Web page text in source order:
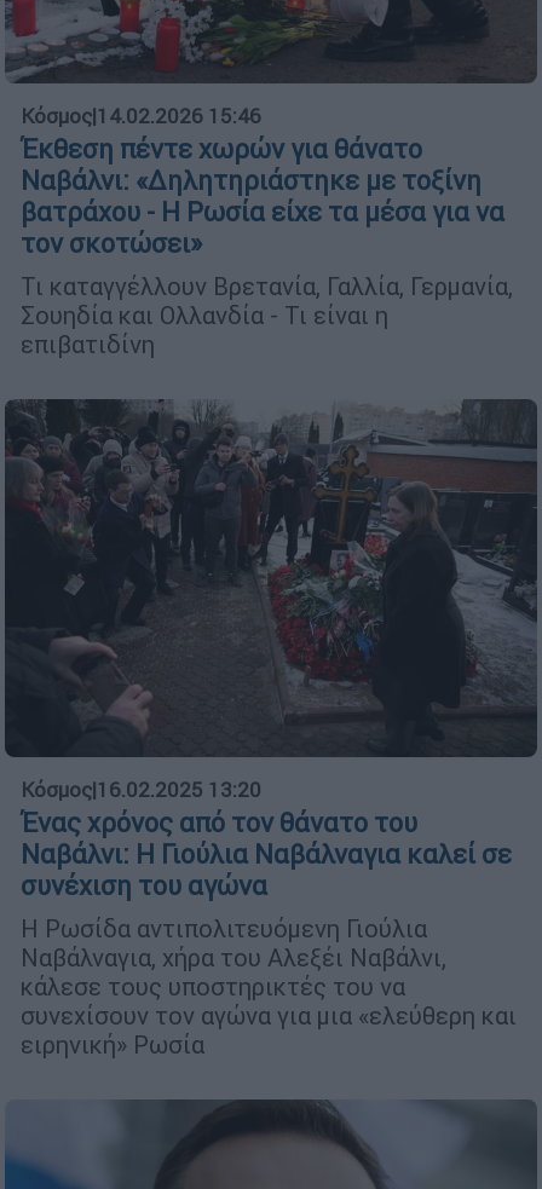
Κόσμος|14.02.2026 15:46
Έκθεση πέντε χωρών για θάνατο
Ναβάλνι: «Δηλητηριάστηκε με τοξίνη
βατράχου - Η Ρωσία είχε τα μέσα για να
τον σκοτώσει»
Τι καταγγέλλουν Βρετανία, Γαλλία, Γερμανία,
Σουηδία και Ολλανδία - Τι είναι η
επιβατιδίνη
Κόσμος|16.02.2025 13:20
Ένας χρόνος από τον θάνατο του
Ναβάλνι: Η Γιούλια Ναβάλναγια καλεί σε
συνέχιση του αγώνα
Η Ρωσίδα αντιπολιτευόμενη Γιούλια
Ναβάλναγια, χήρα του Αλεξέι Ναβάλνι,
κάλεσε τους υποστηρικτές του να
συνεχίσουν τον αγώνα για μια «ελεύθερη και
ειρηνική» Ρωσία